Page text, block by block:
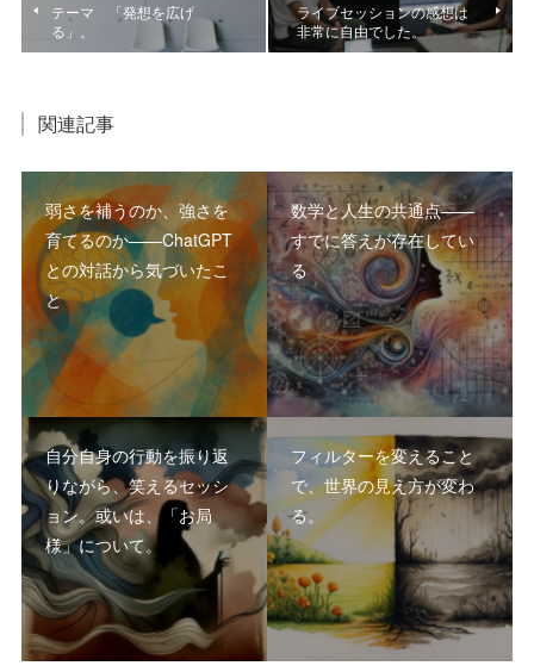
テーマ 「発想を広げ
る」。
ライブセッションの感想は
非常に自由でした。
関連記事
弱さを補うのか、強さを
育てるのか――ChatGPT
との対話から気づいたこ
と
数学と人生の共通点――
すでに答えが存在してい
る
自分自身の行動を振り返
りながら、笑えるセッシ
ョン。或いは、「お局
様」について。
フィルターを変えること
で、世界の見え方が変わ
る。